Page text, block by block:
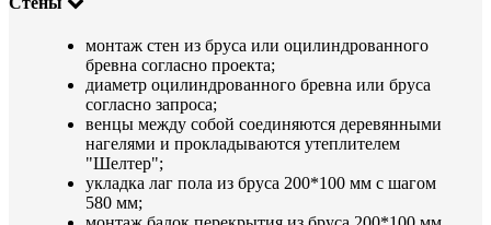
монтаж стен из бруса или оцилиндрованного
бревна согласно проекта;
диаметр оцилиндрованного бревна или бруса
согласно запроса;
венцы между собой соединяются деревянными
нагелями и прокладываются утеплителем
"Шелтер";
укладка лаг пола из бруса 200*100 мм с шагом
580 мм;